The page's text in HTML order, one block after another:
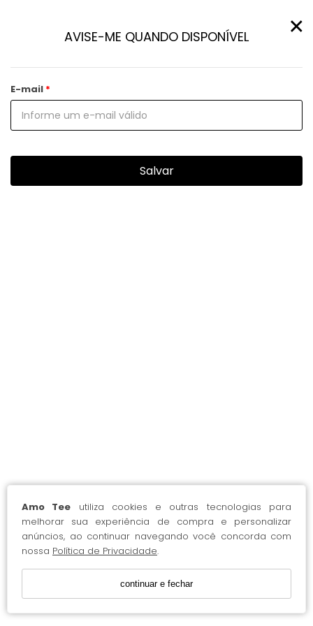
Amo Tee utiliza cookies e outras tecnologias para
melhorar sua experiência de compra e personalizar
anúncios, ao continuar navegando você concorda com
nossa Política de Privacidade.
continuar e fechar
×
AVISE-ME QUANDO DISPONÍVEL
E-mail
Salvar